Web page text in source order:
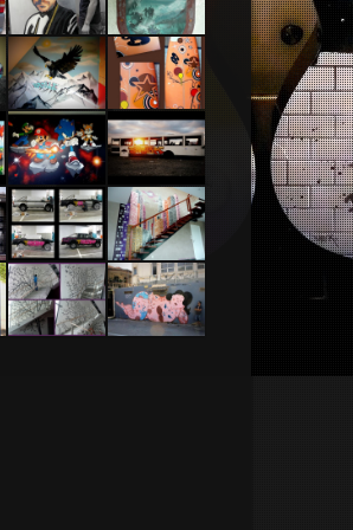
Portrait
en cours
Deco
Nautilus
Chambre
aigle
Planche de
surf 2010
Chambre
thème
Mario &
Sonic
Cherbourg
T tattoo
4×4
Déco Loft
– 2010